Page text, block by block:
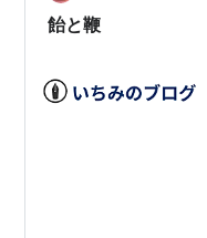
飴と鞭